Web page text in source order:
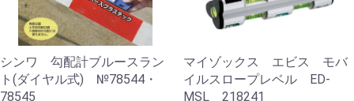
シンワ 勾配計ブルースラン
ト(ダイヤル式) №78544・
78545
マイゾックス エビス モバ
イルスロープレベル ED-
MSL 218241